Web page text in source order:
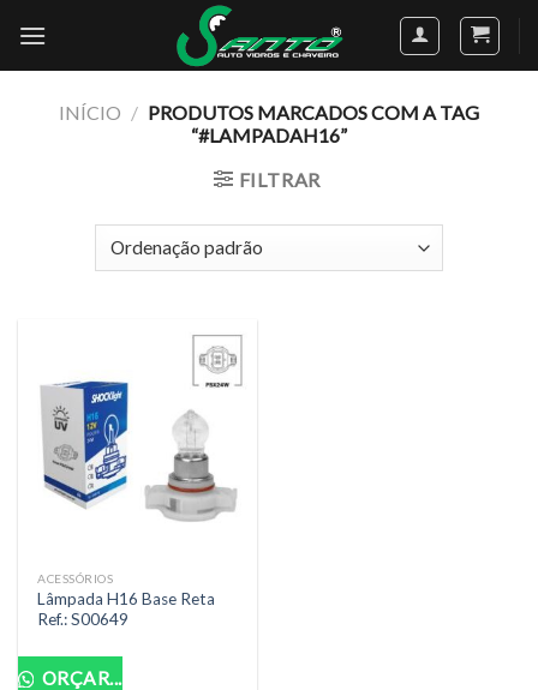
content
INÍCIO / PRODUTOS MARCADOS COM A TAG
“#LAMPADAH16”
FILTRAR
ACESSÓRIOS
Lâmpada H16 Base Reta
Ref.: S00649
ORÇAR...